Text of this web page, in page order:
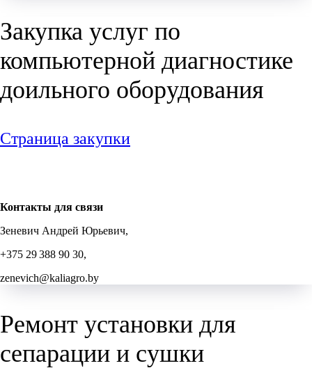
Закупка услуг по
компьютерной диагностике
доильного оборудования
Страница закупки
Контакты для связи
Зеневич Андрей Юрьевич,
+375 29 388 90 30,
zenevich@kaliagro.by
Ремонт установки для
сепарации и сушки